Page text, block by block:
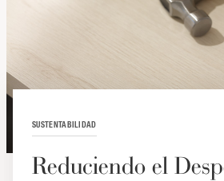
SUSTENTABILIDAD
Reduciendo el